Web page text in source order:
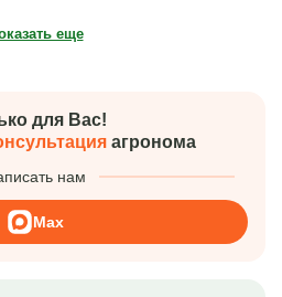
еще
для Вас!
агронома
нам
Max